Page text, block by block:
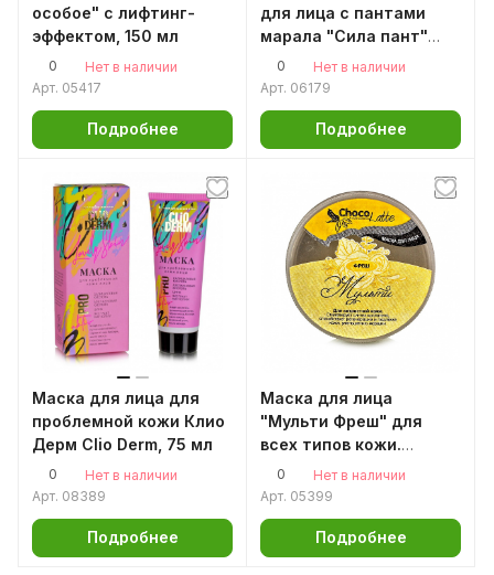
особое" с лифтинг-
эффектом, 150 мл
0
Нет в наличии
Арт. 05417
Подробнее
для лица с пантами
марала "Сила пант"
75мл.
0
Нет в наличии
Арт. 06179
Подробнее
Маска для лица для
проблемной кожи Клио
Дерм Clio Derm, 75 мл
0
Нет в наличии
Арт. 08389
Подробнее
Маска для лица
"Мульти Фреш" для
всех типов кожи.
Коррекция морщин,
лифтинг, 60 гм
0
Нет в наличии
Арт. 05399
Подробнее